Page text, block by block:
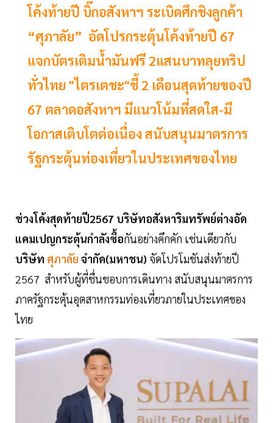
โค้งท้ายปี บิ๊กอสังหาฯ ระเบิดศึกชิงลูกค้า
“ศุภาลัย” อัดโปรกระตุ้นโค้งท้ายปี 67
แจกบัตรเติมน้ำมันฟรี 2แสนบาทลุยทริป
ทั่วไทย "ไตรเตชะ"ชี้ 2 เดือนสุดท้ายของปี
67 ตลาดอสังหาฯ มีแนวโน้มที่สดใส-มี
โอกาสเติบโตต่อเนื่อง สนับสนุนมาตรการ
รัฐกระตุ้นท่องเที่ยวในประเทศของไทย
ช่วงโค้งสุดท้ายปี2567 บริษัทอสังหาริมทรัพย์ต่างอัด
แคมเปญกระตุ้นกำลังซื้อกันอย่างคึกคัก เช่นเดียวกับ
บริษัท ศุภาลัย จำกัด(มหาชน) จัดโปรโมชันส่งท้ายปี
2567 สำหรับผู้ที่ชื่นชอบการเดินทาง สนับสนุนมาตรการ
ภาครัฐกระตุ้นอุตสาหกรรมท่องเที่ยวภายในประเทศของ
ไทย